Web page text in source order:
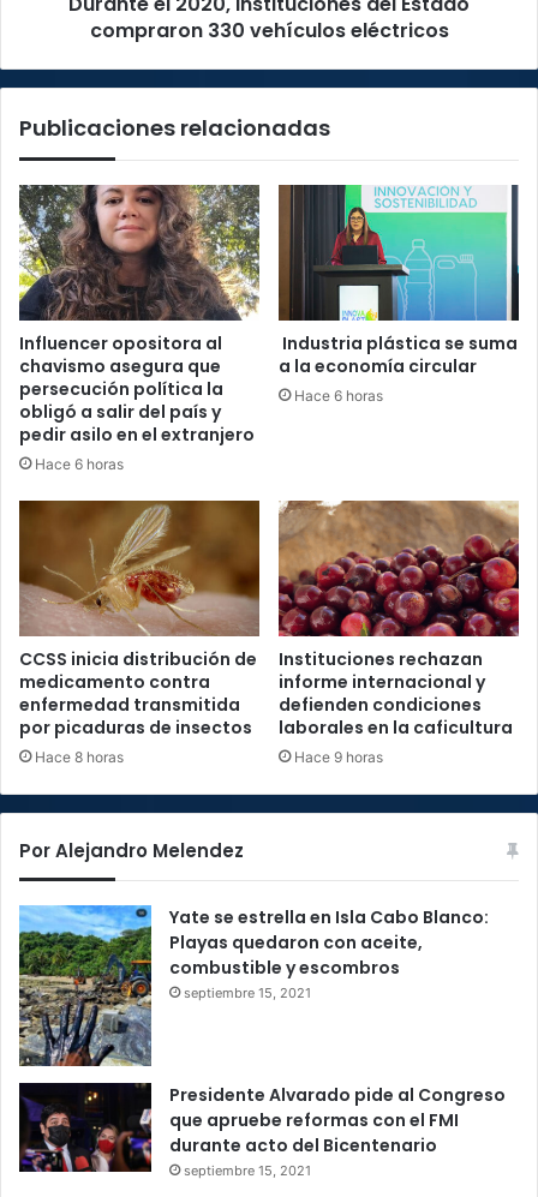
compraron 330 vehículos eléctricos
Publicaciones relacionadas
Influencer opositora al
chavismo asegura que
persecución política la
obligó a salir del país y
pedir asilo en el extranjero
Hace 6 horas
Industria plástica se suma
a la economía circular
Hace 6 horas
CCSS inicia distribución de
medicamento contra
enfermedad transmitida
por picaduras de insectos
Hace 8 horas
Instituciones rechazan
informe internacional y
defienden condiciones
laborales en la caficultura
Hace 9 horas
Por Alejandro Melendez
Yate se estrella en Isla Cabo Blanco:
Playas quedaron con aceite,
combustible y escombros
septiembre 15, 2021
Presidente Alvarado pide al Congreso
que apruebe reformas con el FMI
durante acto del Bicentenario
septiembre 15, 2021